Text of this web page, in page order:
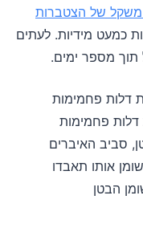
משקל של הצטברות
כמעט מידיות. לעתים
מספר ימים.
דלות פחמימות
דלות פחמימות
סביב האיברים
אותו תאבדו
הבטן